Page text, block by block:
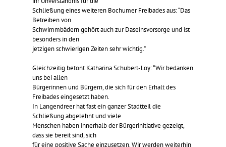
Schließung eines weiteren Bochumer Freibades aus: “Das
Betreiben von
Schwimmbädern gehört auch zur Daseinsvorsorge und ist
besonders in den
jetzigen schwierigen Zeiten sehr wichtig.“
Gleichzeitig betont Katharina Schubert-Loy: “Wir bedanken
uns bei allen
Bürgerinnen und Bürgern, die sich für den Erhalt des
Freibades eingesetzt haben.
In Langendreer hat fast ein ganzer Stadtteil die
Schließung abgelehnt und viele
Menschen haben innerhalb der Bürgerinitiative gezeigt,
dass sie bereit sind, sich
für eine positive Sache einzusetzen. Wir werden weiterhin